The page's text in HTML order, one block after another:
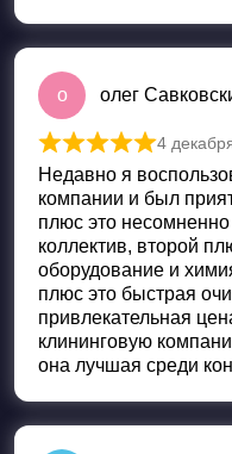
о олег
Оценка 5 из 5
4
Недавно я
компании и был
плюс это
коллектив, второй
оборудование и
плюс это быстрая
привлекательная
клининговую
она лучшая среди